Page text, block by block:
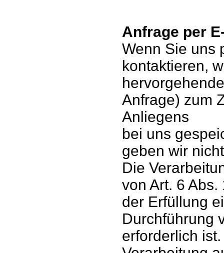
Anfrage per
Wenn Sie uns
kontaktieren,
Anfrage) zum
Anliegens
bei uns
geben wir
Die
von Art. 6
der Erfüllung
Durchführung
erforderlich